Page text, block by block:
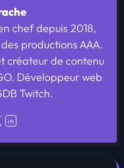
chef depuis 2018,
productions AAA.
créateur de contenu
Développeur web
Twitch.